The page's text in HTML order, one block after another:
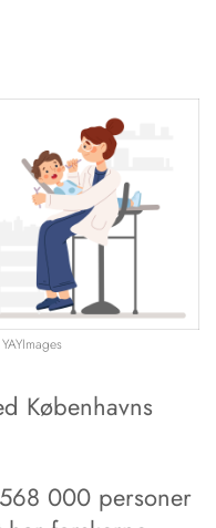
Københavns
000 personer